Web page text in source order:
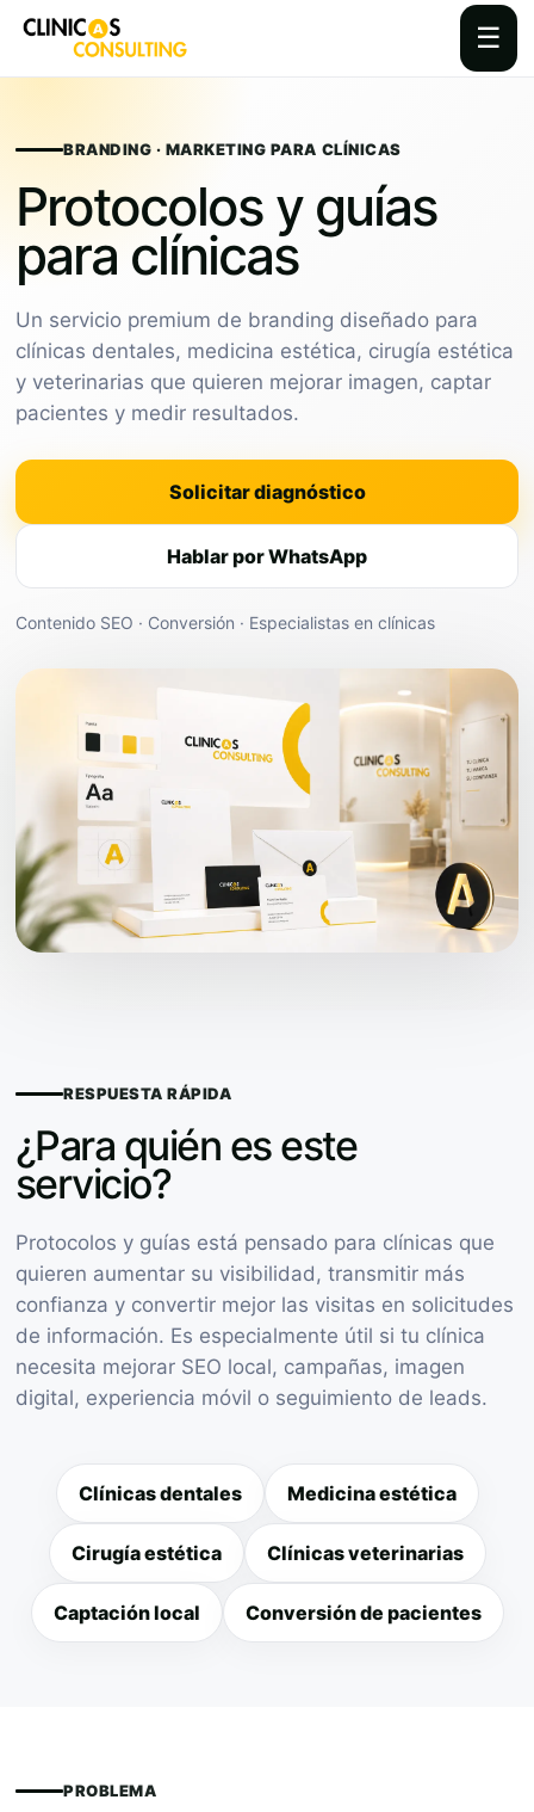
☰
contentBRANDING · MARKETING PARA CLÍNICAS
Protocolos y guías
para clínicas
Un servicio premium de branding diseñado para
clínicas dentales, medicina estética, cirugía estética
y veterinarias que quieren mejorar imagen, captar
pacientes y medir resultados.
Solicitar diagnóstico
Hablar por WhatsApp
Contenido SEO · Conversión · Especialistas en clínicas
RESPUESTA RÁPIDA
¿Para quién es este
servicio?
Protocolos y guías está pensado para clínicas que
quieren aumentar su visibilidad, transmitir más
confianza y convertir mejor las visitas en solicitudes
de información. Es especialmente útil si tu clínica
necesita mejorar SEO local, campañas, imagen
digital, experiencia móvil o seguimiento de leads.
Clínicas dentales Medicina estética
Cirugía estética Clínicas veterinarias
Captación local Conversión de pacientes
PROBLEMA